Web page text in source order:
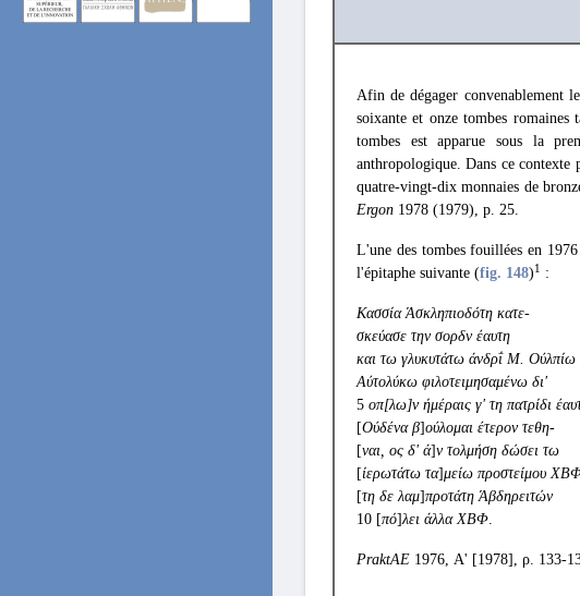
Afin de dégager convenablement
soixante et onze tombes romaines
tombes est apparue sous la
anthropologique. Dans ce contexte
quatre-vingt-dix monnaies de
Ergon 1978 (1979), p. 25.
L'une des tombes fouillées en
l'épitaphe suivante (fig. 148)1 :
Κασσία Άσκληπιοδότη κατε-
σκεύασε την σορδν έαυτη
και τω γλυκυτάτω άνδρΐ Μ. Ούλπίω
Αύτολύκω φιλοτειμησαμένω δι'
5 οπ[λω]ν ήμέραις γ' τη πατρίδι
[Ούδένα β]ούλομαι έτερον τεθη-
[ναι, ος δ' ά]ν τολμήση δώσει τω
[ίερωτάτω τα]μείω προστείμου
[τη δε λαμ]προτάτη Άβδηρειτών
10 [πό]λει άλλα ΧΒΦ.
PraktAE 1976, Α' [1978], ρ. 133-